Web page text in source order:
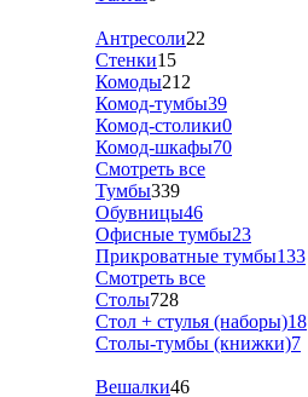
Антресоли22
Стенки15
Комоды212
Комод-тумбы39
Комод-столики0
Комод-шкафы70
Смотреть все
Тумбы339
Обувницы46
Офисные тумбы23
Прикроватные тумбы133
Смотреть все
Столы728
Стол + стулья (наборы)18
Столы-тумбы (книжки)7
Вешалки46